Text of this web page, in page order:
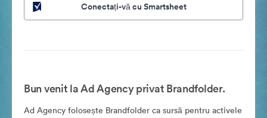
Conectați-vă cu Smartsheet
Bun venit la Ad Agency privat Brandfolder.
Ad Agency folosește Brandfolder ca sursă pentru activele